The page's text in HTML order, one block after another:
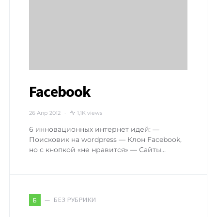
Facebook
26 Апр 2012 1,1K views
6 инновационных интернет идей: —
Поисковик на wordpress — Клон Facebook,
но с кнопкой «не нравится» — Сайты…
Б БЕЗ РУБРИКИ